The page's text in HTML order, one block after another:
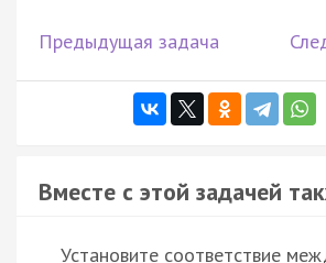
Предыдущая задача
Вместе с этой задачей
Установите соответствие